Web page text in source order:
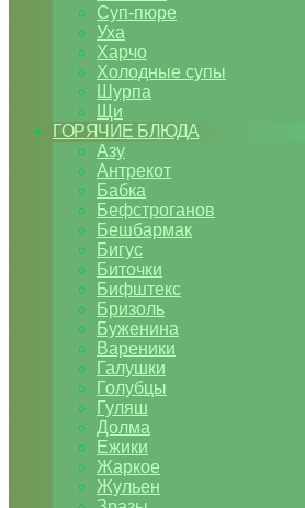
Суп-пюре
Уха
Харчо
Холодные супы
Шурпа
Щи
ГОРЯЧИЕ БЛЮДА
Азу
Антрекот
Бабка
Бефстроганов
Бешбармак
Бигус
Биточки
Бифштекс
Бризоль
Буженина
Вареники
Галушки
Голубцы
Гуляш
Долма
Ежики
Жаркое
Жульен